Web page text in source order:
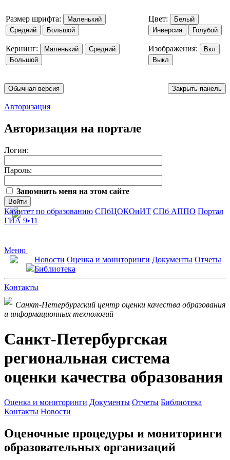
Размер шрифта:
Маленький
Средний
Большой
Кернинг: Маленький
Средний
Большой
Цвет:
Белый
Инверсия
Голубой
Изображения:
Вкл
Выкл
Обычная версия Закрыть панель
Авторизация
Авторизация на портале
Логин:
Пароль:
Запомнить меня на этом сайте
Войти
Комитет по образованию СПбЦОКОиИТ СПб АППО Портал
ГИА 9•11
Меню
Новости Оценка и мониторинги Документы Отчеты
Библиотека
Контакты
Санкт-Петербургский центр оценки качества образования
и информационных технологий
Санкт-Петербургская
региональная система
оценки качества образования
Оценка и мониторинги Документы Отчеты Библиотека
Контакты Новости
Оценочные процедуры и мониторинги
образовательных организаций